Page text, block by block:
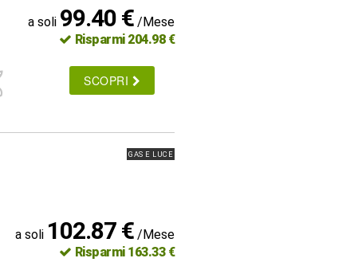
a soli 99.40 € /Mese
Risparmi 204.98 €
SCOPRI
GAS E LUCE
a soli 102.87 € /Mese
Risparmi 163.33 €